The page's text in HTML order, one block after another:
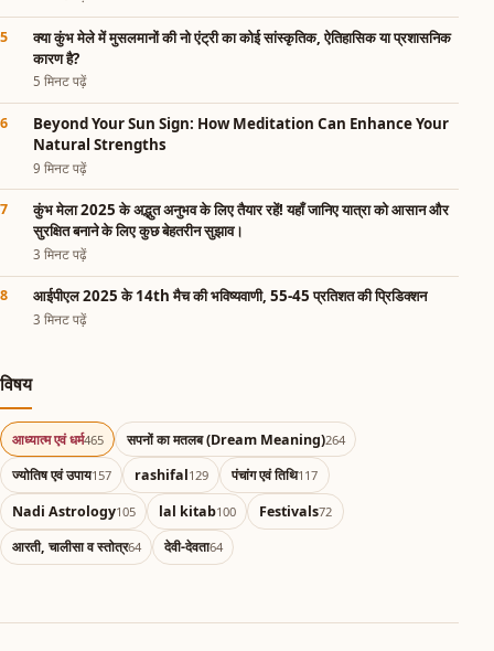
क्या कुंभ मेले में मुसलमानों की नो एंट्री का कोई सांस्कृतिक, ऐतिहासिक या प्रशासनिक
कारण है?
5 मिनट पढ़ें
Beyond Your Sun Sign: How Meditation Can Enhance Your
Natural Strengths
9 मिनट पढ़ें
कुंभ मेला 2025 के अद्भुत अनुभव के लिए तैयार रहें! यहाँ जानिए यात्रा को आसान और
सुरक्षित बनाने के लिए कुछ बेहतरीन सुझाव।
3 मिनट पढ़ें
आईपीएल 2025 के 14th मैच की भविष्यवाणी, 55-45 प्रतिशत की प्रिडिक्शन
3 मिनट पढ़ें
विषय
आध्यात्म एवं धर्म465 सपनों का मतलब (Dream Meaning)264
ज्योतिष एवं उपाय157 rashifal129 पंचांग एवं तिथि117
Nadi Astrology105 lal kitab100 Festivals72
आरती, चालीसा व स्तोत्र64 देवी-देवता64